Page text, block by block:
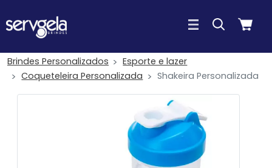
Brindes Personalizados
Esporte e lazer
Coqueteleira Personalizada
Shakeira Personalizada